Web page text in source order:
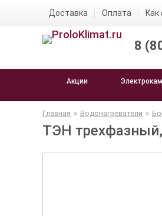
Доставка Оплата
8
Акции
Главная » Водонагреватели »
ТЭН